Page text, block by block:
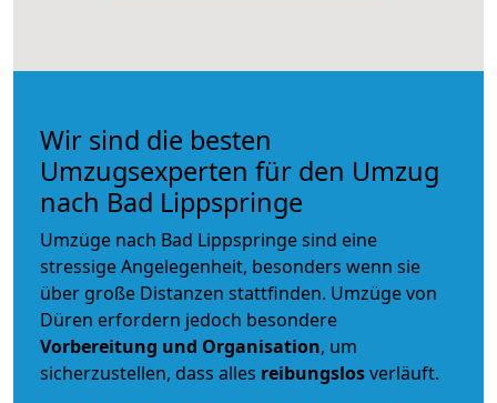
Wir sind die besten
Umzugsexperten für den Umzug
nach Bad Lippspringe
Umzüge nach Bad Lippspringe sind eine
stressige Angelegenheit, besonders wenn sie
über große Distanzen stattfinden. Umzüge von
Düren erfordern jedoch besondere
Vorbereitung und Organisation, um
sicherzustellen, dass alles reibungslosverläuft.